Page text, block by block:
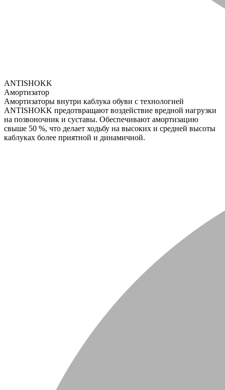
ANTISHOKK
Амортизатор
Амортизаторы внутри каблука обуви с технологией
ANTISHOKK предотвращают воздействие вредной нагрузки
на позвоночник и суставы. Обеспечивают амортизацию
свыше 50 %, что делает ходьбу на высоких и средней высоты
каблуках более приятной и динамичной.